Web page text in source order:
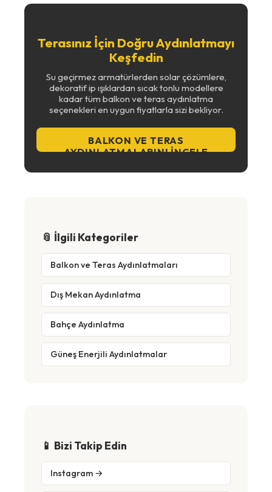
Terasınız İçin Doğru Aydınlatmayı
Keşfedin
Su geçirmez armatürlerden solar çözümlere,
dekoratif ip ışıklardan sıcak tonlu modellere
kadar tüm balkon ve teras aydınlatma
seçenekleri en uygun fiyatlarla sizi bekliyor.
BALKON VE TERAS
AYDINLATMALARINI İNCELE
📎 İlgili Kategoriler
Balkon ve Teras Aydınlatmaları
Dış Mekan Aydınlatma
Bahçe Aydınlatma
Güneş Enerjili Aydınlatmalar
📱 Bizi Takip Edin
Instagram →